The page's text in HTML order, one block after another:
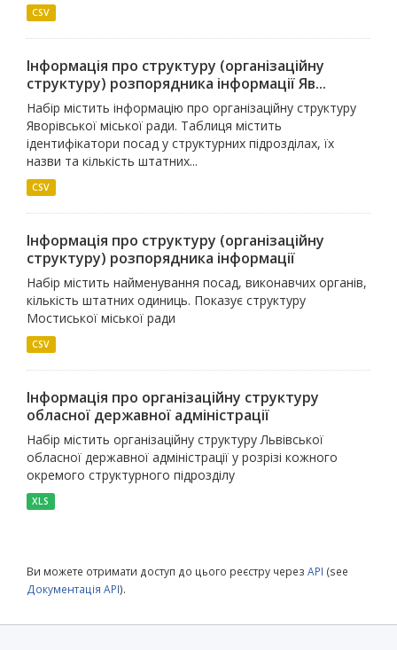
CSV
Інформація про структуру (організаційну
структуру) розпорядника інформації Яв...
Набір містить інформацію про організаційну структуру
Яворівської міської ради. Таблиця містить
ідентифікатори посад у структурних підрозділах, їх
назви та кількість штатних...
CSV
Інформація про структуру (організаційну
структуру) розпорядника інформації
Набір містить найменування посад, виконавчих органів,
кількість штатних одиниць. Показує структуру
Мостиської міської ради
CSV
Інформація про організаційну структуру
обласної державної адміністрації
Набір містить організаційну структуру Львівської
обласної державної адміністрації у розрізі кожного
окремого структурного підрозділу
XLS
Ви можете отримати доступ до цього реєстру через API (see
Документація API).